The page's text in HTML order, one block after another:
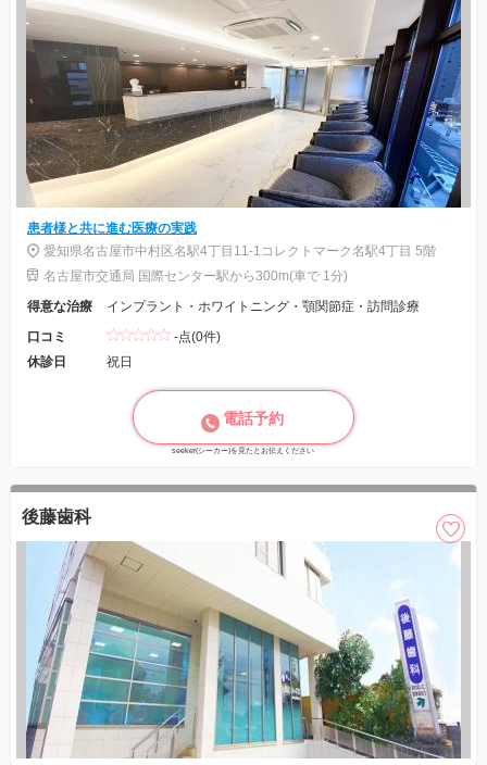
患者様と共に進む医療の実践
愛知県名古屋市中村区名駅4丁目11-1コレクトマーク名駅4丁目 5階
名古屋市交通局 国際センター駅から300m(車で 1分)
得意な治療
インプラント・ホワイトニング・顎関節症・訪問診療
口コミ
-点(0件)
休診日
祝日
電話予約
seeker(シーカー)を見たとお伝えください
後藤歯科